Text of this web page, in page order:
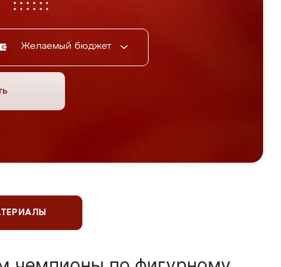
Желаемый бюджет